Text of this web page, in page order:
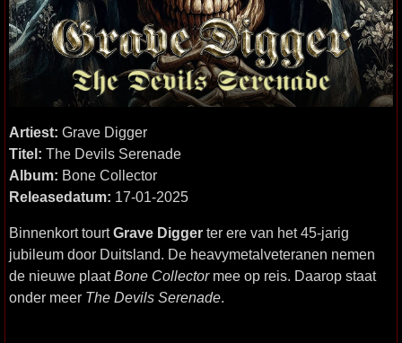
Artiest: Grave Digger
Titel: The Devils Serenade
Album: Bone Collector
Releasedatum: 17-01-2025
Binnenkort tourtGrave Digger ter ere van het 45-jarig
jubileum door Duitsland. De heavymetalveteranen nemen
de nieuwe plaatBone Collectormee op reis. Daarop staat
onder meer The Devils Serenade.